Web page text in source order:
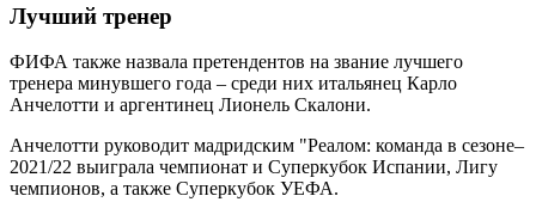
Лучший тренер
ФИФА также назвала претендентов на звание лучшего
тренера минувшего года – среди них итальянец Карло
Анчелотти и аргентинец Лионель Скалони.
Анчелотти руководит мадридским "Реалом: команда в сезоне–
2021/22 выиграла чемпионат и Суперкубок Испании, Лигу
чемпионов, а также Суперкубок УЕФА.